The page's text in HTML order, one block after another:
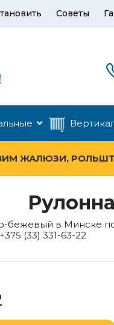
Советы
ЖАЛЮЗИ,
бежевый в Минске
(33) 331-63-22